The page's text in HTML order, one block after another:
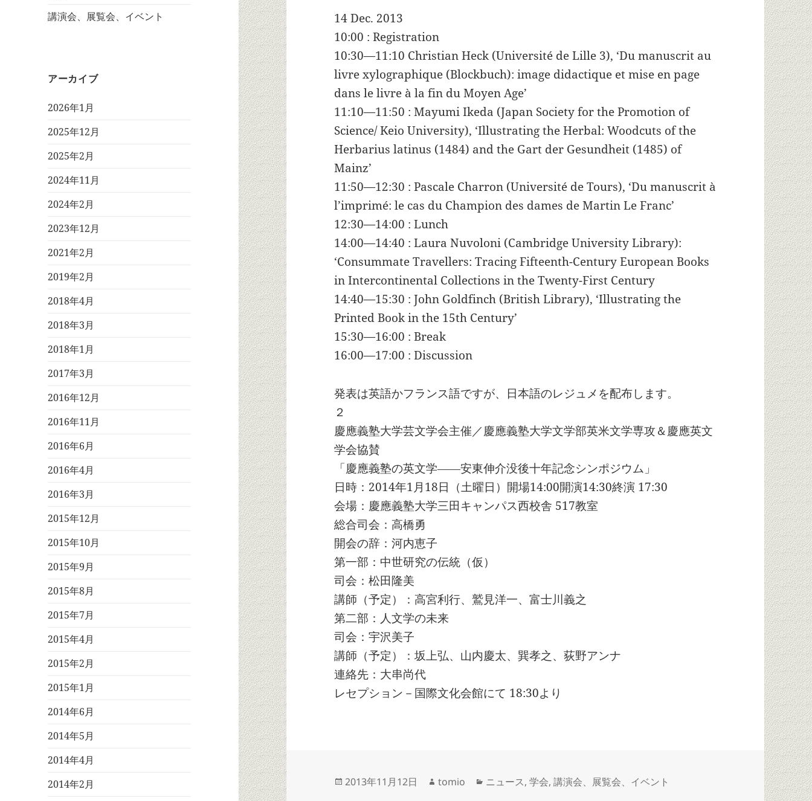
講演会、展覧会、イベント
アーカイブ
2026年1月
2025年12月
2025年2月
2024年11月
2024年2月
2023年12月
2021年2月
2019年2月
2018年4月
2018年3月
2018年1月
2017年3月
2016年12月
2016年11月
2016年6月
2016年4月
2016年3月
2015年12月
2015年10月
2015年9月
2015年8月
2015年7月
2015年4月
2015年2月
2015年1月
2014年6月
2014年5月
2014年4月
2014年2月
14 Dec. 2013
10:00 : Registration
10:30—11:10 Christian Heck (Université de Lille 3), ‘Du manuscrit au
livre xylographique (Blockbuch): image didactique et mise en page
dans le livre à la fin du Moyen Age’
11:10—11:50 : Mayumi Ikeda (Japan Society for the Promotion of
Science/ Keio University), ‘Illustrating the Herbal: Woodcuts of the
Herbarius latinus (1484) and the Gart der Gesundheit (1485) of
Mainz’
11:50—12:30 : Pascale Charron (Université de Tours), ‘Du manuscrit à
l’imprimé: le cas du Champion des dames de Martin Le Franc’
12:30—14:00 : Lunch
14:00—14:40 : Laura Nuvoloni (Cambridge University Library):
‘Consummate Travellers: Tracing Fifteenth-Century European Books
in Intercontinental Collections in the Twenty-First Century
14:40—15:30 : John Goldfinch (British Library), ‘Illustrating the
Printed Book in the 15th Century’
15:30—16:00 : Break
16:00—17:00 : Discussion
発表は英語かフランス語ですが、日本語のレジュメを配布します。
２
慶應義塾大学芸文学会主催／慶應義塾大学文学部英米文学専攻＆慶應英文
学会協賛
「慶應義塾の英文学――安東伸介没後十年記念シンポジウム」
日時：2014年1月18日（土曜日）開場14:00開演14:30終演 17:30
会場：慶應義塾大学三田キャンパス西校舎 517教室
総合司会：高橋勇
開会の辞：河内恵子
第一部：中世研究の伝統（仮）
司会：松田隆美
講師（予定）：高宮利行、鷲見洋一、富士川義之
第二部：人文学の未来
司会：宇沢美子
講師（予定）：坂上弘、山内慶太、巽孝之、荻野アンナ
連絡先：大串尚代
レセプション－国際文化会館にて 18:30より
投
2013年11月12日
作
tomio
カ
ニュース,学会,講演会、展覧会、イベント